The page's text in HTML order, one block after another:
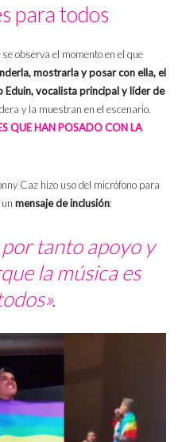
para todos
se observa el momento en el que
mostrarla y posar con ella, el
Eduin, vocalista principal y líder de
y la muestran en el escenario.
QUE HAN POSADO CON LA
Caz hizo uso del micrófono para
mensaje de inclusión:
tanto apoyo y
la música es